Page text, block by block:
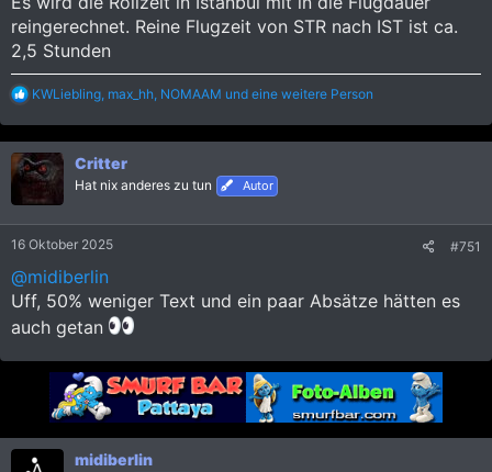
reingerechnet. Reine Flugzeit von STR nach IST ist ca.
2,5 Stunden
R
a
k
t
i
o
n
KWLiebling max_hh NOMAAM und eine weitere Person
Critter
Hat nix anderes zu tun Autor
16 Oktober 2025 #751
@midiberlin
Uff, 50% weniger Text und ein paar Absätze hätten es
auch getan
midiberlin